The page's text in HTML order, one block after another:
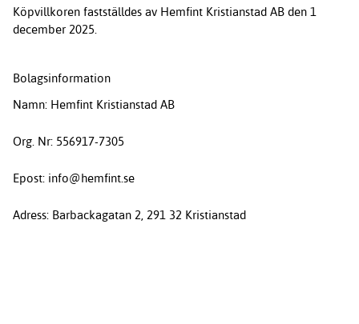
Köpvillkoren fastställdes av Hemfint Kristianstad AB den 1
december 2025.
Bolagsinformation
Namn: Hemfint Kristianstad AB
Org. Nr: 556917-7305
Epost: info@hemfint.se
Adress: Barbackagatan 2, 291 32 Kristianstad